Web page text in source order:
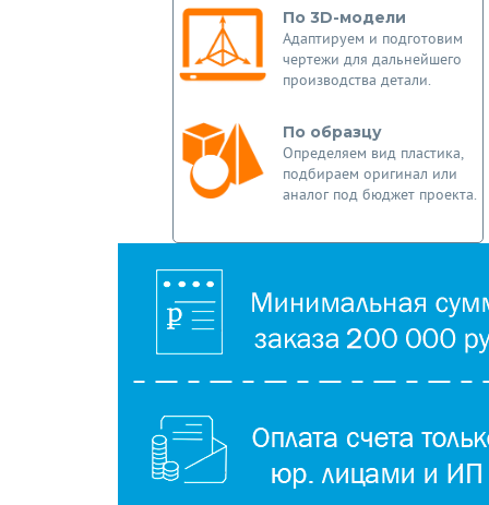
По 3D-модели
Адаптируем и подготовим
чертежи для дальнейшего
производства детали.
По образцу
Определяем вид пластика,
подбираем оригинал или
аналог под бюджет проекта.